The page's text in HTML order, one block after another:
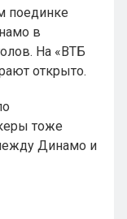
поединке
в
На «ВТБ
открыто.
тоже
Динамо и